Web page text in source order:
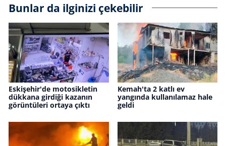
Bunlar da ilginizi çekebilir
Eskişehir'de motosikletin
dükkana girdiği kazanın
görüntüleri ortaya çıktı
Kemah'ta 2 katlı ev
yangında kullanılamaz hale
geldi